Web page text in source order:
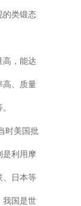
的类锻态
高，能达
高、质量
时美国批
是利用摩
、日本等
我国是世